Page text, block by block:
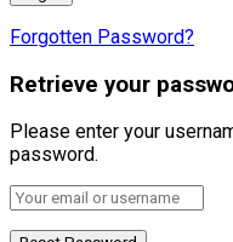
Forgotten Password?
Retrieve your
Please enter your
password.